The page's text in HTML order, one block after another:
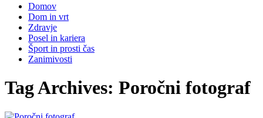
Domov
Dom in vrt
Zdravje
Posel in kariera
Šport in prosti čas
Zanimivosti
Tag Archives: Poročni fotograf